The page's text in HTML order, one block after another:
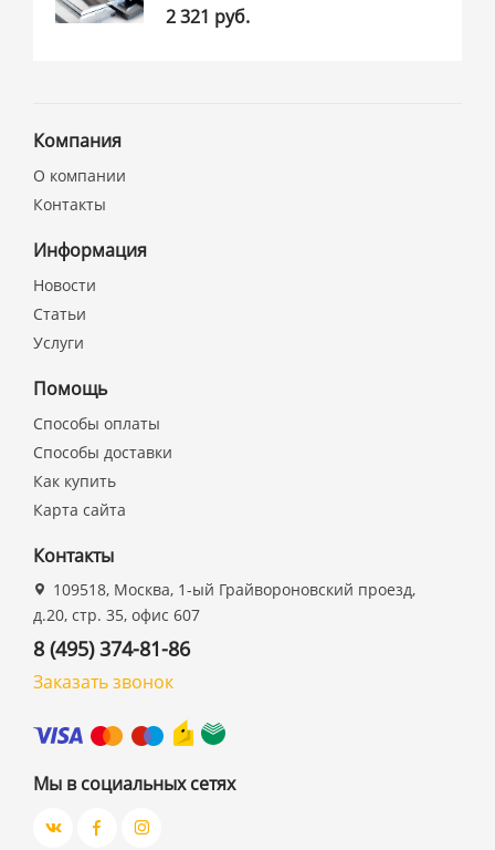
2 321 руб.
Компания
О компании
Контакты
Информация
Новости
Статьи
Услуги
Помощь
Способы оплаты
Способы доставки
Как купить
Карта сайта
Контакты
109518, Москва, 1-ый Грайвороновский проезд,
д.20, стр. 35, офис 607
8 (495) 374-81-86
Заказать звонок
Мы в социальных сетях